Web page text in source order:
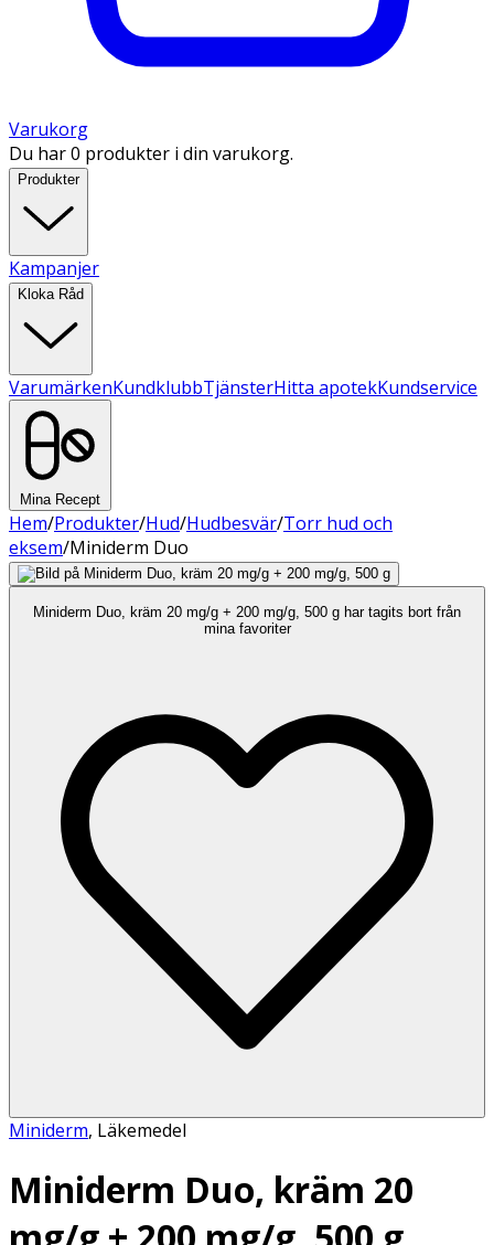
Varukorg
Du har 0 produkter i din varukorg.
Produkter
Kampanjer
Kloka Råd
VarumärkenKundklubbTjänsterHitta apotekKundservice
Mina Recept
Hem/Produkter/Hud/Hudbesvär/Torr hud och
eksem/Miniderm Duo
Miniderm Duo, kräm 20 mg/g + 200 mg/g, 500 g har tagits bort från
mina favoriter
Miniderm, Läkemedel
Miniderm Duo, kräm 20